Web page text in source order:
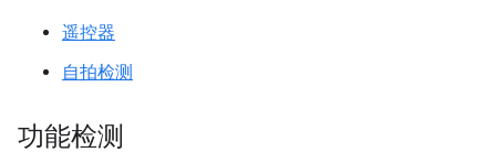
遥控器
自拍检测
功能检测